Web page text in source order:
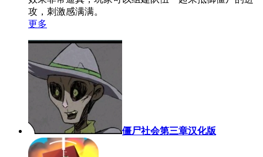
攻，刺激感满满。
更多
僵尸社会第三章汉化版